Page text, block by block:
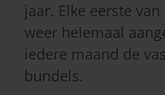
jaar. Elke eerste
weer helemaal
iedere maand de
bundels.